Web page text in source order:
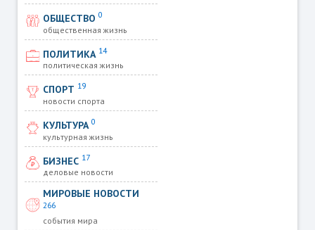
ОБЩЕСТВО0
общественная жизнь
ПОЛИТИКА 14
политическая жизнь
СПОРТ 19
новости спорта
КУЛЬТУРА0
культурная жизнь
БИЗНЕС 17
деловые новости
МИРОВЫЕ НОВОСТИ
266
события мира